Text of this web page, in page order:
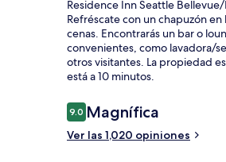
Residence Inn Seattle
Refréscate con un chapuzón
cenas. Encontrarás un bar o
convenientes, como lavadora/
otros visitantes. La propiedad
está a 10 minutos.
Opiniones
9.09.0 de 10,
Magnífica
Ver las 1,020 opiniones